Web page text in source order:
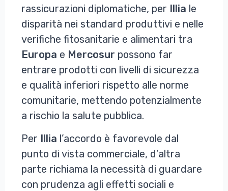
rassicurazioni diplomatiche, per Illia le
disparità nei standard produttivi e nelle
verifiche fitosanitarie e alimentari tra
Europa e Mercosur possono far
entrare prodotti con livelli di sicurezza
e qualità inferiori rispetto alle norme
comunitarie, mettendo potenzialmente
a rischio la salute pubblica.
Per Illia l’accordo è favorevole dal
punto di vista commerciale, d’altra
parte richiama la necessità di guardare
con prudenza agli effetti sociali e